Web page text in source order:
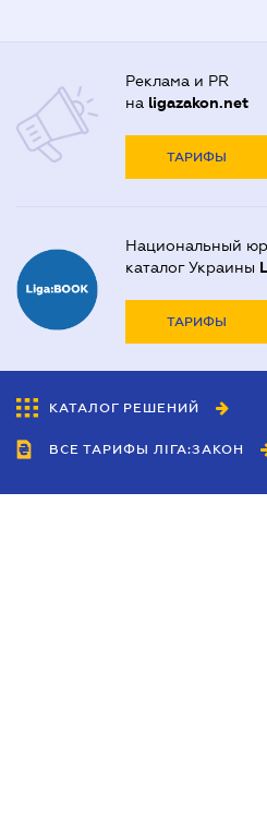
Реклама и PR
на ligazakon.net
ТАРИФЫ
Национальный
каталог Украины
ТАРИФЫ
КАТАЛОГ РЕШЕНИЙ
ВСЕ ТАРИФЫ ЛІГА:ЗАКОН